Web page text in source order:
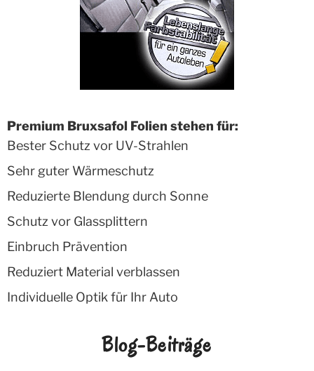
Premium Bruxsafol Folien stehen für:
Bester Schutz vor UV-Strahlen
Sehr guter Wärmeschutz
Reduzierte Blendung durch Sonne
Schutz vor Glassplittern
Einbruch Prävention
Reduziert Material verblassen
Individuelle Optik für Ihr Auto
Blog-Beiträge